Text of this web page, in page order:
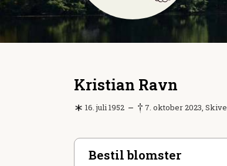
Kristian Ravn
16. juli 1952 7. oktober 2023, Skive
Bestil blomster